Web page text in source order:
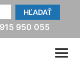
HĽADAŤ
950 055